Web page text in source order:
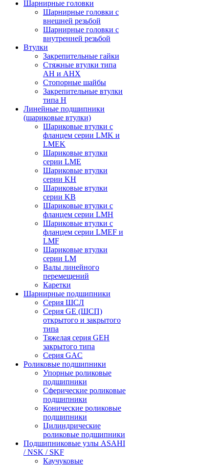
Шарнирные головки
Шарнирные головки с
внешней резьбой
Шарнирные головки с
внутренней резьбой
Втулки
Закрепительные гайки
Стяжные втулки типа
AH и AHX
Стопорные шайбы
Закрепительные втулки
типа H
Линейные подшипники
(шариковые втулки)
Шариковые втулки с
фланцем серии LMK и
LMEK
Шариковые втулки
серии LME
Шариковые втулки
серии KH
Шариковые втулки
серии KB
Шариковые втулки с
фланцем серии LMH
Шариковые втулки с
фланцем серии LMEF и
LMF
Шариковые втулки
серии LM
Валы линейного
перемещений
Каретки
Шарнирные подшипники
Cерия ШСЛ
Серия GE (ШСП)
открытого и закрытого
типа
Тяжелая серия GEH
закрытого типа
Серия GAC
Роликовые подшипники
Упорные роликовые
подшипники
Сферические роликовые
подшипники
Конические роликовые
подшипники
Цилиндрические
роликовые подшипники
Подшипниковые узлы ASAHI
/ NSK / SKF
Каучуковые